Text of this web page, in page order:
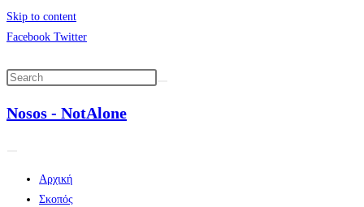
Skip to content
Facebook Twitter
Nosos - NotAlone
Αρχική
Σκοπός